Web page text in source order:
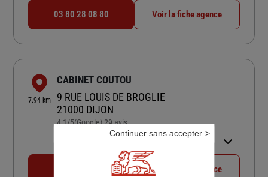
03 80 28 08 80 Voir la fiche agence
7.94 km
CABINET COUTOU
9 RUE LOUIS DE BROGLIE
21000 DIJON
4,1/5Note de 4.1 sur 5
(Google) 29 avis
Ouvert 08:30 - 12:00 et 14:00 -
Voir la fiche agence
Continuer sans accepter